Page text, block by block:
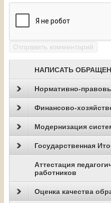
НАПИСАТЬ
Нормативно-
Финансово-
Модернизация
Государственная
Аттестация
работников
Оценка качества